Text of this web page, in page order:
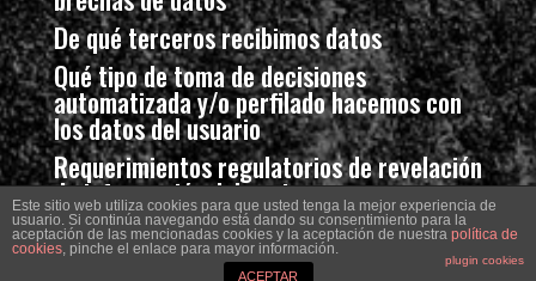
De qué terceros recibimos datos
Qué tipo de toma de decisiones
automatizada y/o perfilado hacemos con
los datos del usuario
Requerimientos regulatorios de revelación
de información del sector
Copyright : RAYUELA Restaurante 2018 - DG
Veocreativos
Este sitio web utiliza cookies para que usted tenga la mejor experiencia de
usuario. Si continúa navegando está dando su consentimiento para la
aceptación de las mencionadas cookies y la aceptación de nuestra política de
cookies, pinche el enlace para mayor información.
plugin cookies
ACEPTAR